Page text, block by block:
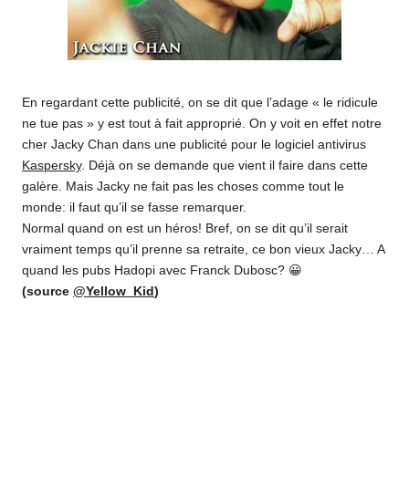
En regardant cette publicité, on se dit que l’adage « le ridicule
ne tue pas » y est tout à fait approprié. On y voit en effet notre
cher Jacky Chan dans une publicité pour le logiciel antivirus
Kaspersky. Déjà on se demande que vient il faire dans cette
galère. Mais Jacky ne fait pas les choses comme tout le
monde: il faut qu’il se fasse remarquer.
Normal quand on est un héros! Bref, on se dit qu’il serait
vraiment temps qu’il prenne sa retraite, ce bon vieux Jacky… A
quand les pubs Hadopi avec Franck Dubosc? 😀
(source @Yellow_Kid )